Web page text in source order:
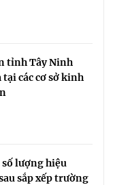
tỉnh Tây Ninh
các cơ sở kinh
lượng hiệu
sắp xếp trường